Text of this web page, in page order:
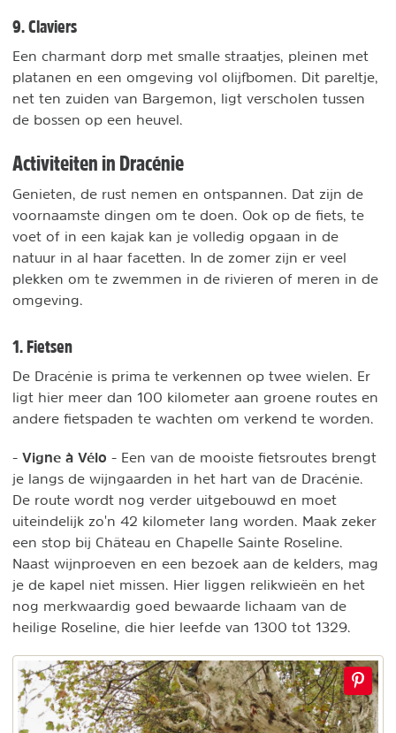
9. Claviers
Een charmant dorp met smalle straatjes, pleinen met
platanen en een omgeving vol olijfbomen. Dit pareltje,
net ten zuiden van Bargemon, ligt verscholen tussen
de bossen op een heuvel.
Activiteiten in Dracénie
Genieten, de rust nemen en ontspannen. Dat zijn de
voornaamste dingen om te doen. Ook op de fiets, te
voet of in een kajak kan je volledig opgaan in de
natuur in al haar facetten. In de zomer zijn er veel
plekken om te zwemmen in de rivieren of meren in de
omgeving.
1. Fietsen
De Dracénie is prima te verkennen op twee wielen. Er
ligt hier meer dan 100 kilometer aan groene routes en
andere fietspaden te wachten om verkend te worden.
- Vigne à Vélo - Een van de mooiste fietsroutes brengt
je langs de wijngaarden in het hart van de Dracénie.
De route wordt nog verder uitgebouwd en moet
uiteindelijk zo'n 42 kilometer lang worden. Maak zeker
een stop bij Château en Chapelle Sainte Roseline.
Naast wijnproeven en een bezoek aan de kelders, mag
je de kapel niet missen. Hier liggen relikwieën en het
nog merkwaardig goed bewaarde lichaam van de
heilige Roseline, die hier leefde van 1300 tot 1329.